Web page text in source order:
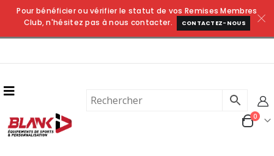
Pour bénéficier ou vérifier le statut de vos Remises Membres
Club, n'hésitez pas à nous contacter.
CONTACTEZ-NOUS
0